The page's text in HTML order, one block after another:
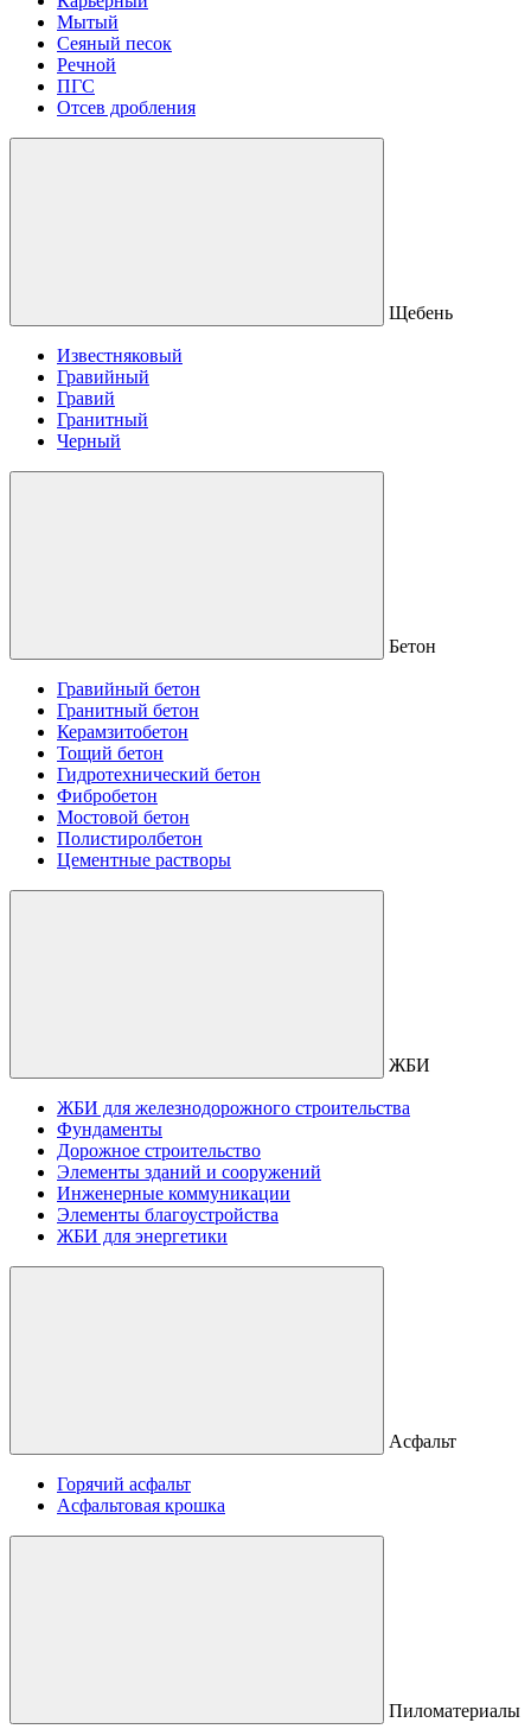
Мытый
Сеяный песок
Речной
ПГС
Отсев дробления
Щебень
Известняковый
Гравийный
Гравий
Гранитный
Черный
Бетон
Гравийный бетон
Гранитный бетон
Керамзитобетон
Тощий бетон
Гидротехнический бетон
Фибробетон
Мостовой бетон
Полистиролбетон
Цементные растворы
ЖБИ
ЖБИ для железнодорожного строительства
Фундаменты
Дорожное строительство
Элементы зданий и сооружений
Инженерные коммуникации
Элементы благоустройства
ЖБИ для энергетики
Асфальт
Горячий асфальт
Асфальтовая крошка
Пиломатериалы